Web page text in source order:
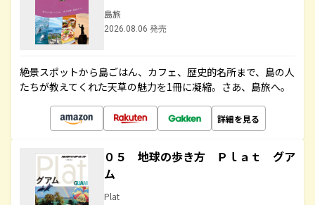
島旅
2026.08.06 発売
絶景スポットから島ごはん、カフェ、歴史的名所まで、島の人
たちが教えてくれた天草の魅力を1冊に凝縮。さあ、島旅へ。
詳細を見る
０５ 地球の歩き方 Ｐｌａｔ グア
ム
Plat